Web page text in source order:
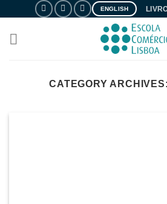
content
ENGLISH
CATEGORY ARCHIVES: